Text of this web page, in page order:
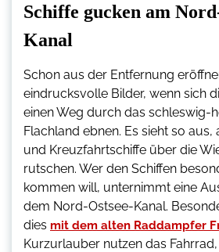
Schiffe gucken am
Kanal
Schon aus der Entfernung
eindrucksvolle Bilder, wenn sich
einen Weg durch das schleswig-
Flachland ebnen. Es sieht so aus,
und Kreuzfahrtschiffe über die
rutschen. Wer den Schiffen
kommen will, unternimmt eine
dem Nord-Ostsee-Kanal.
dies mit dem alten Raddampfer
Kurzurlauber nutzen das